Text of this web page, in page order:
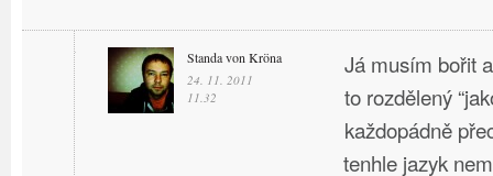
Standa von Kröna
24. 11. 2011
11.32
Já musím bořit
to rozdělený
každopádně
tenhle jazyk